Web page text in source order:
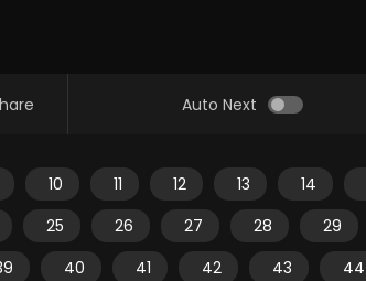
Auto Next
10 11 12 13 14
25 26 27 28 29
40 41 42 43 44